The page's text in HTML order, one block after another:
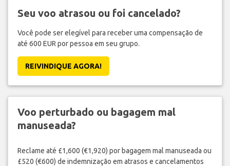
Seu voo atrasou ou foi cancelado?
Você pode ser elegível para receber uma compensação de
até 600 EUR por pessoa em seu grupo.
REIVINDIQUE AGORA!
Voo perturbado ou bagagem mal
manuseada?
Reclame até £1,600 (€1,920) por bagagem mal manuseada ou
£520 (€600) de indemnização em atrasos e cancelamentos